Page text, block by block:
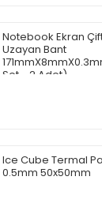
Notebook Ekran
Uzayan Bant
Set - 2 Adet)
Ice Cube Termal
0.5mm 50x50mm